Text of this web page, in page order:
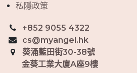
私隱政策
+852 9055 4322
cs@myangel.hk
葵涌藍田街30-38號
金葵工業大廈A座9樓